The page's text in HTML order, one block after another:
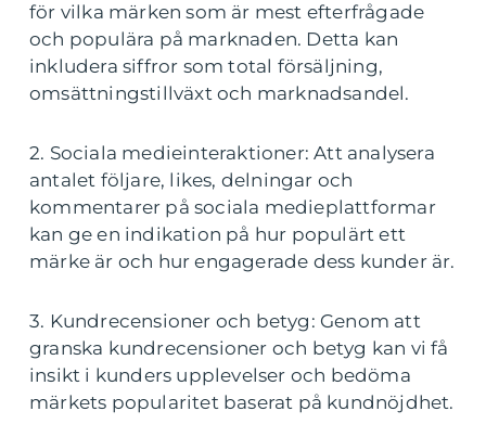
för vilka märken som är mest efterfrågade
och populära på marknaden. Detta kan
inkludera siffror som total försäljning,
omsättningstillväxt och marknadsandel.
2. Sociala medieinteraktioner: Att analysera
antalet följare, likes, delningar och
kommentarer på sociala medieplattformar
kan ge en indikation på hur populärt ett
märke är och hur engagerade dess kunder är.
3. Kundrecensioner och betyg: Genom att
granska kundrecensioner och betyg kan vi få
insikt i kunders upplevelser och bedöma
märkets popularitet baserat på kundnöjdhet.